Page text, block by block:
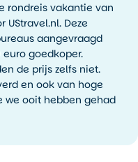
rondreis vakantie van
Deze
aangevraagd
goedkoper.
de prijs zelfs niet.
en ook van hoge
we ooit hebben gehad